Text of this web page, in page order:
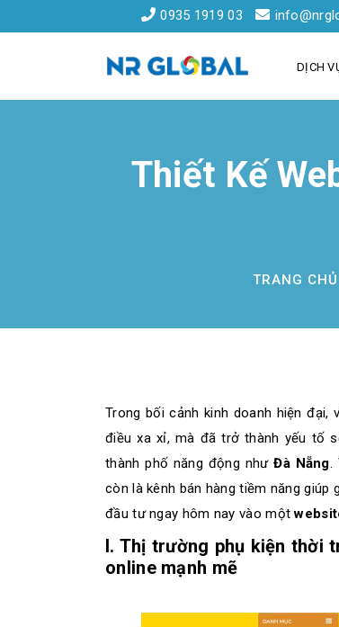
0935 1919 03
DỊCH
Thiết Kế
TRANG CHỦ
Trong bối cảnh kinh doanh hiện đại,
điều xa xỉ, mà đã trở thành yếu tố
thành phố năng động nhưĐà Nẵng.
còn là kênh bán hàng tiềm năng giúp
đầu tư ngay hôm nay vào một
I. Thị trường phụ kiện thời
online mạnh mẽ